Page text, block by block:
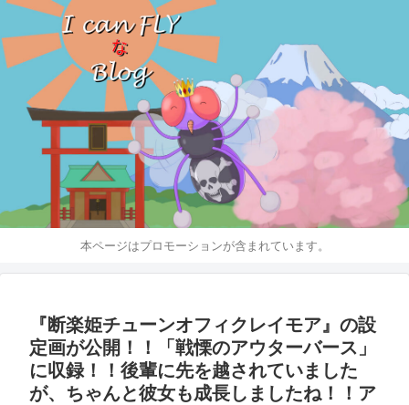
本ページはプロモーションが含まれています。
『断楽姫チューンオフィクレイモア』の設
定画が公開！！「戦慄のアウターバース」
に収録！！後輩に先を越されていました
が、ちゃんと彼女も成長しましたね！！ア